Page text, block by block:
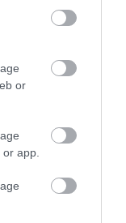
or
app.
szó-
kuka
megyünk